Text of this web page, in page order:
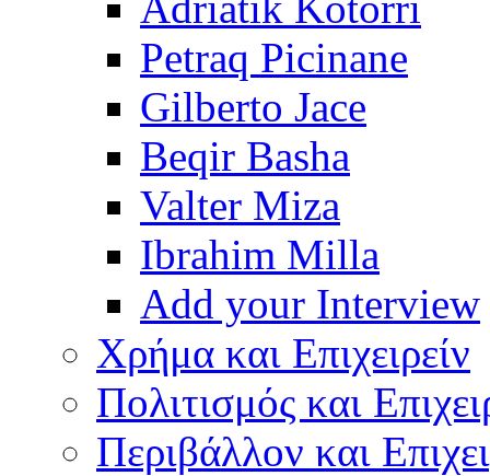
Petraq Picinane
Gilberto Jace
Beqir Basha
Valter Miza
Ibrahim Milla
Add your Interview
Χρήμα και Επιχειρείν
Πολιτισμός και
Περιβάλλον και